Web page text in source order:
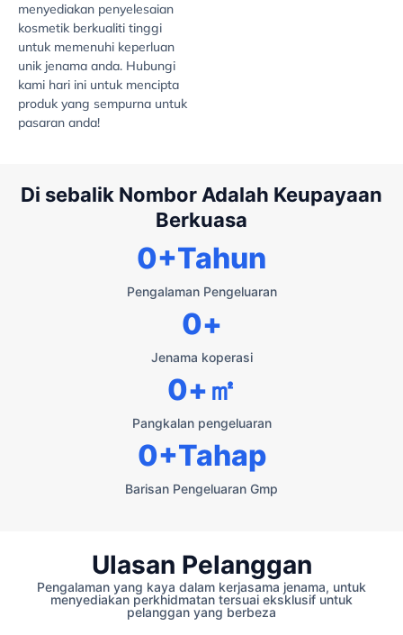
menyediakan penyelesaian
kosmetik berkualiti tinggi
untuk memenuhi keperluan
unik jenama anda. Hubungi
kami hari ini untuk mencipta
produk yang sempurna untuk
pasaran anda!
Di sebalik Nombor Adalah Keupayaan
Berkuasa
Pengalaman Pengeluaran
0+Tahun
Jenama koperasi
0+
Pangkalan pengeluaran
0+㎡
Barisan Pengeluaran Gmp
0+Tahap
Ulasan Pelanggan
Pengalaman yang kaya dalam kerjasama jenama, untuk
menyediakan perkhidmatan tersuai eksklusif untuk
pelanggan yang berbeza